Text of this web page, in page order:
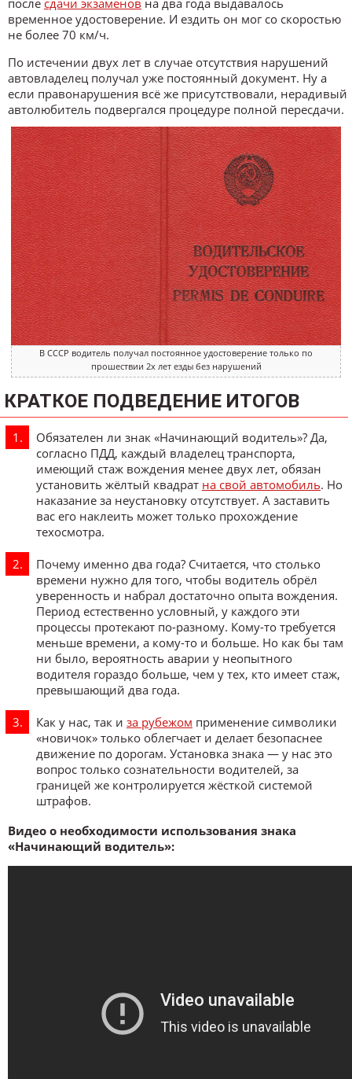
после сдачи экзаменов на два года выдавалось
временное удостоверение. И ездить он мог со скоростью
не более 70 км/ч.
По истечении двух лет в случае отсутствия нарушений
автовладелец получал уже постоянный документ. Ну а
если правонарушения всё же присутствовали, нерадивый
автолюбитель подвергался процедуре полной пересдачи.
В СССР водитель получал постоянное удостоверение только по
прошествии 2х лет езды без нарушений
КРАТКОЕ ПОДВЕДЕНИЕ ИТОГОВ
Обязателен ли знак «Начинающий водитель»? Да,
согласно ПДД, каждый владелец транспорта,
имеющий стаж вождения менее двух лет, обязан
установить жёлтый квадрат на свой автомобиль. Но
наказание за неустановку отсутствует. А заставить
вас его наклеить может только прохождение
техосмотра.
Почему именно два года? Считается, что столько
времени нужно для того, чтобы водитель обрёл
уверенность и набрал достаточно опыта вождения.
Период естественно условный, у каждого эти
процессы протекают по-разному. Кому-то требуется
меньше времени, а кому-то и больше. Но как бы там
ни было, вероятность аварии у неопытного
водителя гораздо больше, чем у тех, кто имеет стаж,
превышающий два года.
Как у нас, так и за рубежом применение символики
«новичок» только облегчает и делает безопаснее
движение по дорогам. Установка знака — у нас это
вопрос только сознательности водителей, за
границей же контролируется жёсткой системой
штрафов.
Видео о необходимости использования знака
«Начинающий водитель»: